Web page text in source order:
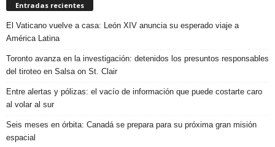
Entradas recientes
El Vaticano vuelve a casa: León XIV anuncia su esperado viaje a
América Latina
Toronto avanza en la investigación: detenidos los presuntos responsables
del tiroteo en Salsa on St. Clair
Entre alertas y pólizas: el vacío de información que puede costarte caro
al volar al sur
Seis meses en órbita: Canadá se prepara para su próxima gran misión
espacial